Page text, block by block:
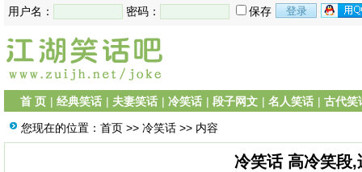
用户名： 密码： 保存
首 页 | 经典笑话 | 夫妻笑话 | 冷笑话 | 段子网文 | 名人笑话 | 古代笑
您现在的位置： 首页 >> 冷笑话 >> 内容
冷笑话 高冷笑段